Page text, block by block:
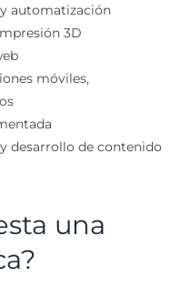
automatización
3D
móviles,
desarrollo de contenido
una